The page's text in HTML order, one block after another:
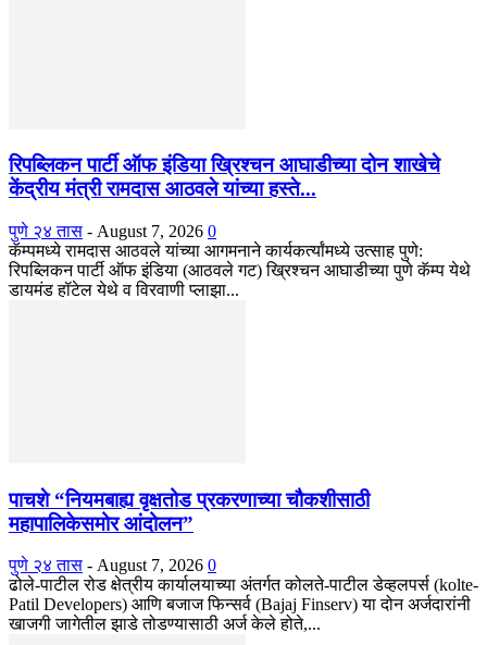
रिपब्लिकन पार्टी ऑफ इंडिया ख्रिश्चन आघाडीच्या दोन शाखेचे
केंद्रीय मंत्री रामदास आठवले यांच्या हस्ते...
पुणे २४ तास - August 7, 2026 0
कॅम्पमध्ये रामदास आठवले यांच्या आगमनाने कार्यकर्त्यांमध्ये उत्साह पुणे:
रिपब्लिकन पार्टी ऑफ इंडिया (आठवले गट) ख्रिश्चन आघाडीच्या पुणे कॅम्प येथे
डायमंड हॉटेल येथे व विरवाणी प्लाझा...
पाचशे “नियमबाह्य वृक्षतोड प्रकरणाच्या चौकशीसाठी
महापालिकेसमोर आंदोलन”
पुणे २४ तास - August 7, 2026 0
ढोले-पाटील रोड क्षेत्रीय कार्यालयाच्या अंतर्गत कोलते-पाटील डेव्हलपर्स (kolte-
Patil Developers) आणि बजाज फिन्सर्व (Bajaj Finserv) या दोन अर्जदारांनी
खाजगी जागेतील झाडे तोडण्यासाठी अर्ज केले होते,...